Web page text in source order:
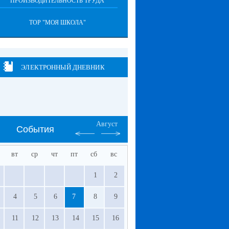
ТОР "МОЯ ШКОЛА"
ЭЛЕКТРОННЫЙ ДНЕВНИК
События
Август
вт ср чт пт сб вс
1 2
4 5 6 7 8 9
11 12 13 14 15 16